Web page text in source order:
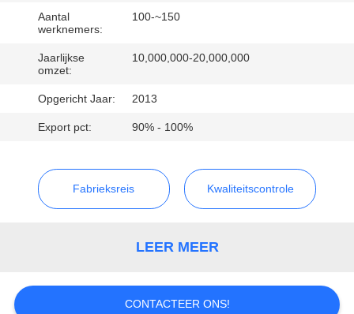
VERZOEK
EEN
CITAAT
SITEMAP
PRIVACY
Aantal
werknemers:
100-~150
Jaarlijkse
omzet:
10,000,000-20,000,000
Opgericht Jaar: 2013
Export pct: 90% - 100%
Fabrieksreis Kwaliteitscontrole
LEER MEER
CONTACTEER ONS!